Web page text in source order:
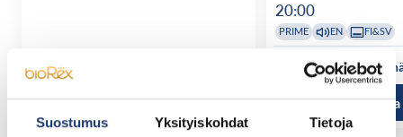
Suostumus Yksityiskohdat Tietoja
Tutustu ja osta
20:00
PRIME EN FI&SV
Katso kaikki
Tutustu ja